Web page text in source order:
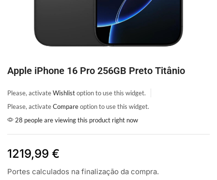
Apple iPhone 16 Pro 256GB Preto Titânio
Please, activateWishlistoption to use this widget.
Please, activateCompareoption to use this widget.
28 people are viewing this product right now
1219,99 €
Portes calculados na finalização da compra.